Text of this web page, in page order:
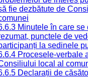
fie dezbătute de
Minutele în care se
punctele de
la ședinele
Procesele-verbale
local al
Declarații de